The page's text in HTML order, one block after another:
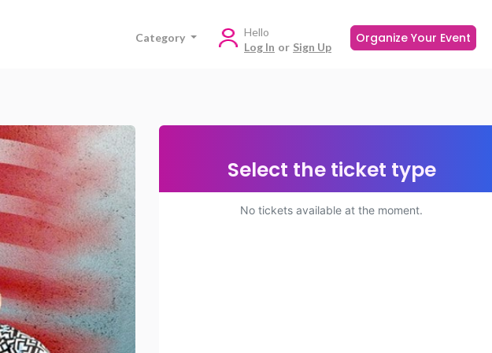
Category
Hello
Log In or Sign Up
Organize Your Event
Select the ticket type
No tickets available at the moment.